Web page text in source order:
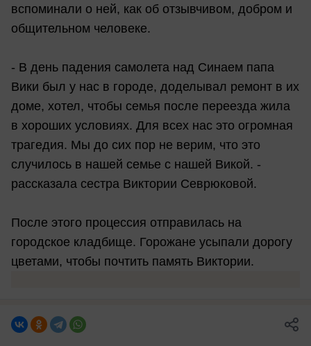
вспоминали о ней, как об отзывчивом, добром и
общительном человеке.
- В день падения самолета над Синаем папа
Вики был у нас в городе, доделывал ремонт в их
доме, хотел, чтобы семья после переезда жила
в хороших условиях. Для всех нас это огромная
трагедия. Мы до сих пор не верим, что это
случилось в нашей семье с нашей Викой. -
рассказала сестра Виктории Севрюковой.
После этого процессия отправилась на
городское кладбище. Горожане усыпали дорогу
цветами, чтобы почтить память Виктории.